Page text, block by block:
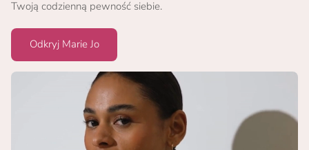
Twoją codzienną pewność siebie.
Odkryj Marie Jo